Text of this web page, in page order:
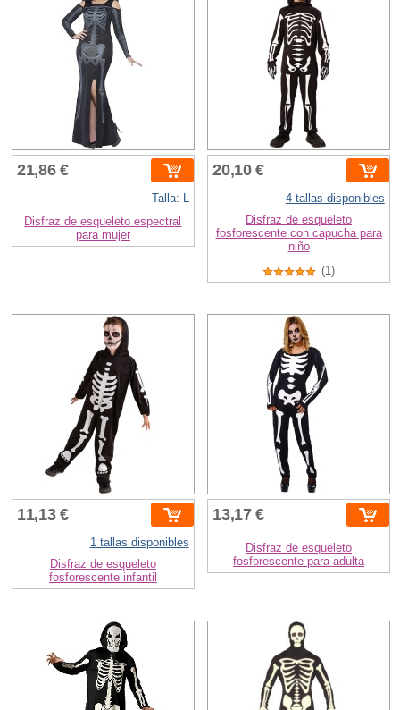
21,86 €
Talla: L
Disfraz de esqueleto espectral
para mujer
20,10 €
4 tallas disponibles
Disfraz de esqueleto
fosforescente con capucha para
niño
(1)
11,13 €
1 tallas disponibles
Disfraz de esqueleto
fosforescente infantil
13,17 €
Disfraz de esqueleto
fosforescente para adulta